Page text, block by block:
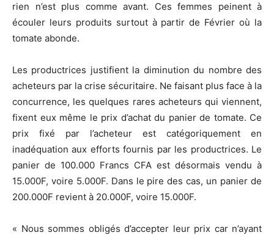
rien n’est plus comme avant. Ces femmes peinent à
écouler leurs produits surtout à partir de Février où la
tomate abonde.
Les productrices justifient la diminution du nombre des
acheteurs par la crise sécuritaire. Ne faisant plus face à la
concurrence, les quelques rares acheteurs qui viennent,
fixent eux même le prix d’achat du panier de tomate. Ce
prix fixé par l’acheteur est catégoriquement en
inadéquation aux efforts fournis par les productrices. Le
panier de 100.000 Francs CFA est désormais vendu à
15.000F, voire 5.000F. Dans le pire des cas, un panier de
200.000F revient à 20.000F, voire 15.000F.
« Nous sommes obligés d’accepter leur prix car n’ayant